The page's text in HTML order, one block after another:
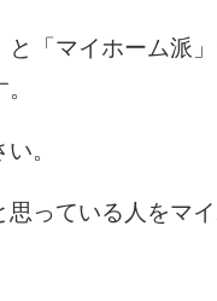
と「マイホーム派
。
っている人をマ